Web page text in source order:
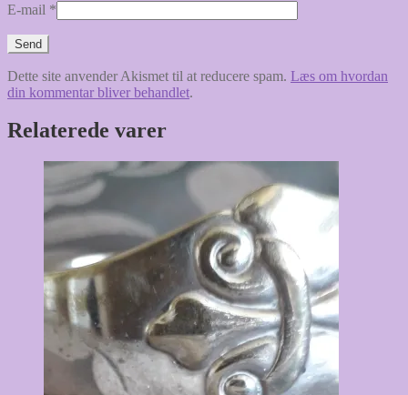
E-mail *
Dette site anvender Akismet til at reducere spam. Læs om hvordan
din kommentar bliver behandlet.
Relaterede varer